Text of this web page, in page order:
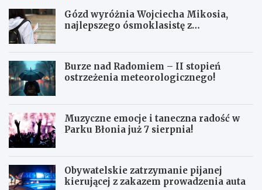
Gózd wyróżnia Wojciecha Mikosia,
najlepszego ósmoklasistę z
Burze nad Radomiem – II stopień
ostrzeżenia meteorologicznego!
Muzyczne emocje i taneczna radość w
Parku Błonia już 7 sierpnia!
Obywatelskie zatrzymanie pijanej
kierującej z zakazem prowadzenia auta